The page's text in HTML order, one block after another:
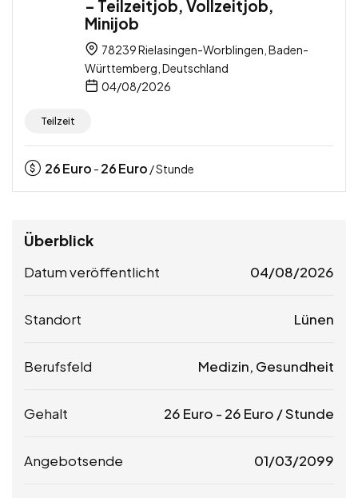
– Teilzeitjob, Vollzeitjob,
Minijob
78239 Rielasingen-Worblingen, Baden-
Württemberg, Deutschland
04/08/2026
Teilzeit
26Euro - 26Euro / Stunde
Überblick
Datum veröffentlicht 04/08/2026
Standort Lünen
Berufsfeld Medizin, Gesundheit
Gehalt 26 Euro - 26 Euro / Stunde
Angebotsende 01/03/2099